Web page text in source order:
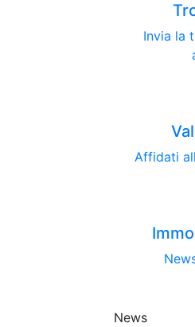
Invia la
Affidati
News